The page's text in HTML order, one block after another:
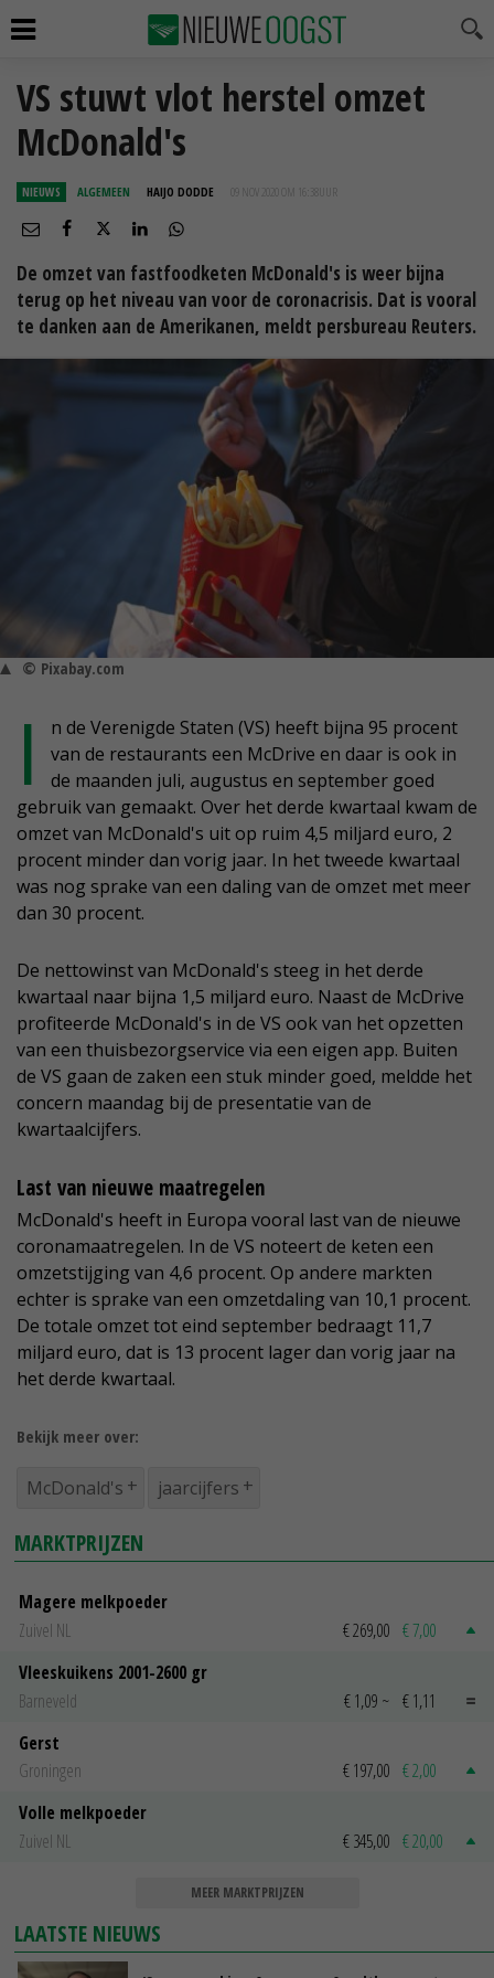
VS stuwt vlot herstel omzet
McDonald's
NIEUWS ALGEMEEN HAIJO DODDE 09 NOV 2020 OM 16:38
De omzet van fastfoodketen McDonald's is weer bijna
terug op het niveau van voor de coronacrisis. Dat is vooral
te danken aan de Amerikanen, meldt persbureau Reuters.
© Pixabay.com
I
n de Verenigde Staten (VS) heeft bijna 95 procent
van de restaurants een McDrive en daar is ook in
de maanden juli, augustus en september goed
gebruik van gemaakt. Over het derde kwartaal kwam de
omzet van McDonald's uit op ruim 4,5 miljard euro, 2
procent minder dan vorig jaar. In het tweede kwartaal
was nog sprake van een daling van de omzet met meer
dan 30 procent.
De nettowinst van McDonald's steeg in het derde
kwartaal naar bijna 1,5 miljard euro. Naast de McDrive
profiteerde McDonald's in de VS ook van het opzetten
van een thuisbezorgservice via een eigen app. Buiten
de VS gaan de zaken een stuk minder goed, meldde het
concern maandag bij de presentatie van de
kwartaalcijfers.
Last van nieuwe maatregelen
McDonald's heeft in Europa vooral last van de nieuwe
coronamaatregelen. In de VS noteert de keten een
omzetstijging van 4,6 procent. Op andere markten
echter is sprake van een omzetdaling van 10,1 procent.
De totale omzet tot eind september bedraagt 11,7
miljard euro, dat is 13 procent lager dan vorig jaar na
het derde kwartaal.
Bekijk meer over:
McDonald's jaarcijfers
MARKTPRIJZEN
Magere melkpoeder
Zuivel NL
€ 269,00 € 7,00
Vleeskuikens 2001-2600 gr
Barneveld
€ 1,09 ~ € 1,11
Gerst
Groningen
€ 197,00 € 2,00
Volle melkpoeder
Zuivel NL
€ 345,00 € 20,00
MEER MARKTPRIJZEN
LAATSTE NIEUWS